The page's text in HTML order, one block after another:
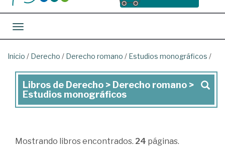
Toggle navigation
Inicio / Derecho / Derecho romano / Estudios monográficos /
Libros
de
>
Libros de Derecho > Derecho romano >
Estudios monográficos
Mostrando libros encontrados. 24 páginas.